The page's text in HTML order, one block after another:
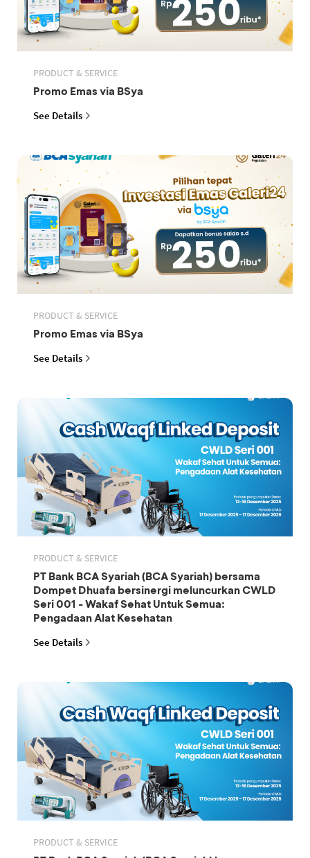
PRODUCT & SERVICE
Promo Emas via BSya
See Details
PRODUCT & SERVICE
Promo Emas via BSya
See Details
PRODUCT & SERVICE
PT Bank BCA Syariah (BCA Syariah) bersama
Dompet Dhuafa bersinergi meluncurkan CWLD
Seri 001 - Wakaf Sehat Untuk Semua:
Pengadaan Alat Kesehatan
See Details
PRODUCT & SERVICE